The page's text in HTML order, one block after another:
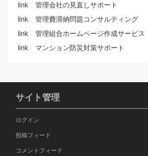
link 管理会社の見直しサポート
link 管理費滞納問題コンサルティング
link 管理組合ホームページ作成サービス
link マンション防災対策サポート
サイト管理
ログイン
投稿フィード
コメントフィード